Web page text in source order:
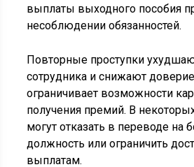
выплаты выходного пособия
несоблюдении обязанностей.
Повторные проступки
сотрудника и снижают
ограничивает возможности
получения премий. В
могут отказать в переводе на
должность или ограничить
выплатам.